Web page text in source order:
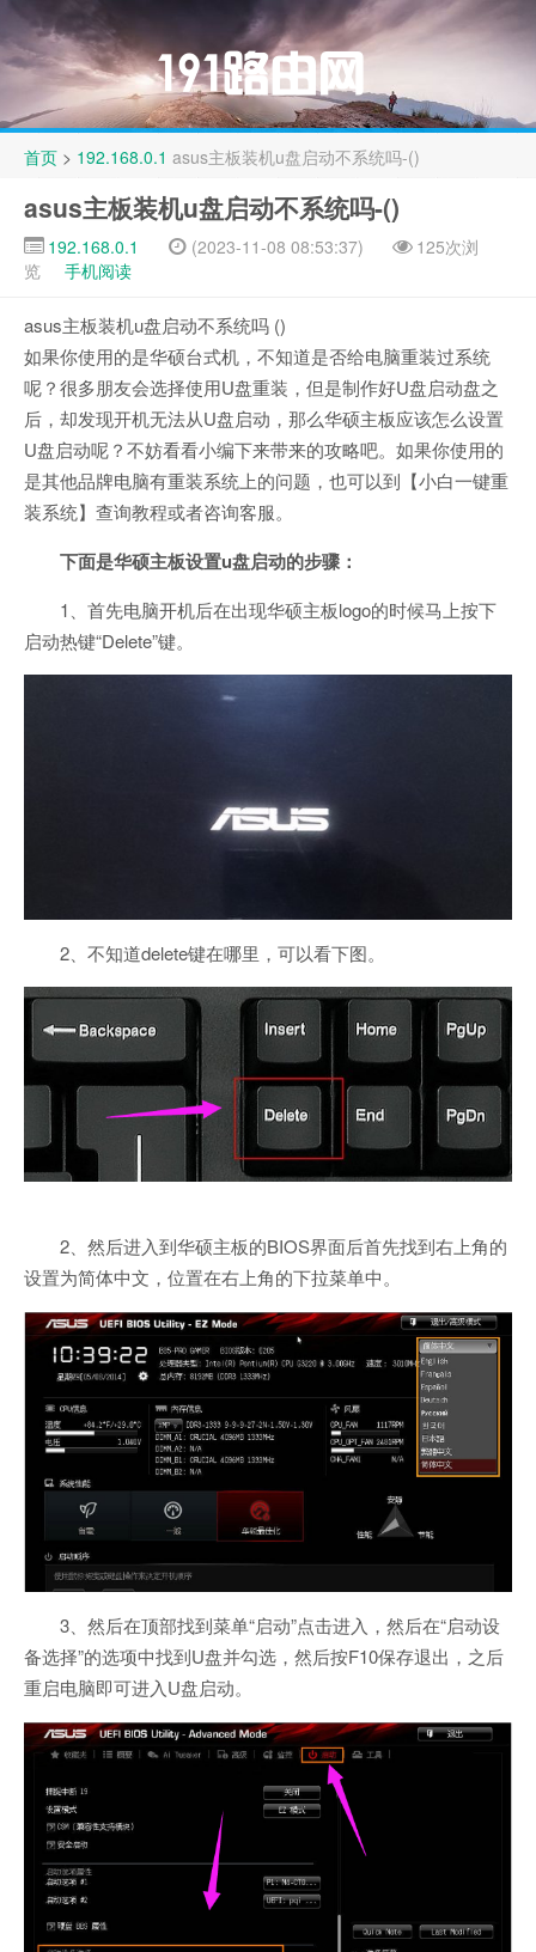
首页 > 192.168.0.1 asus主板装机u盘启动不系统吗-()
asus主板装机u盘启动不系统吗-()
192.168.0.1 (2023-11-08 08:53:37)
125次浏
览
手机阅读
asus主板装机u盘启动不系统吗 ()
如果你使用的是华硕台式机，不知道是否给电脑重装过系统
呢？很多朋友会选择使用U盘重装，但是制作好U盘启动盘之
后，却发现开机无法从U盘启动，那么华硕主板应该怎么设置
U盘启动呢？不妨看看小编下来带来的攻略吧。如果你使用的
是其他品牌电脑有重装系统上的问题，也可以到【小白一键重
装系统】查询教程或者咨询客服。
下面是华硕主板设置u盘启动的步骤：
1、首先电脑开机后在出现华硕主板logo的时候马上按下
启动热键“Delete”键。
2、不知道delete键在哪里，可以看下图。
2、然后进入到华硕主板的BIOS界面后首先找到右上角的
设置为简体中文，位置在右上角的下拉菜单中。
3、然后在顶部找到菜单“启动”点击进入，然后在“启动设
备选择”的选项中找到U盘并勾选，然后按F10保存退出，之后
重启电脑即可进入U盘启动。